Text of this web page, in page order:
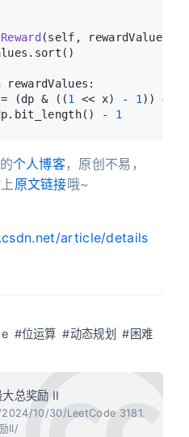
(self, rewardValues:
rewardValues:
(dp & ((
1 << x) - 1 )) << x
- 1
个人博客，原创不易，
原文链接哦~
article/details
#位运算 #动态规划
#困难
总奖励 II
10/30/LeetCode 3181.
II/